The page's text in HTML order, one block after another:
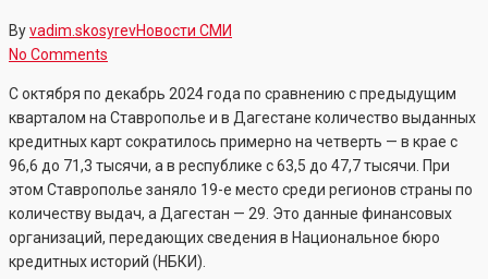
Byvadim.skosyrevНовости СМИ
No Comments
С октября по декабрь 2024 года по сравнению с предыдущим
кварталом на Ставрополье и в Дагестане количество выданных
кредитных карт сократилось примерно на четверть — в крае с
96,6 до 71,3 тысячи, а в республике с 63,5 до 47,7 тысячи. При
этом Ставрополье заняло 19-е место среди регионов страны по
количеству выдач, а Дагестан — 29. Это данные финансовых
организаций, передающих сведения в Национальное бюро
кредитных историй (НБКИ).